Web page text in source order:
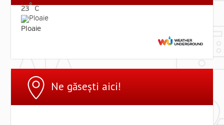
23° C
Ploaie
Ne găsești aici!